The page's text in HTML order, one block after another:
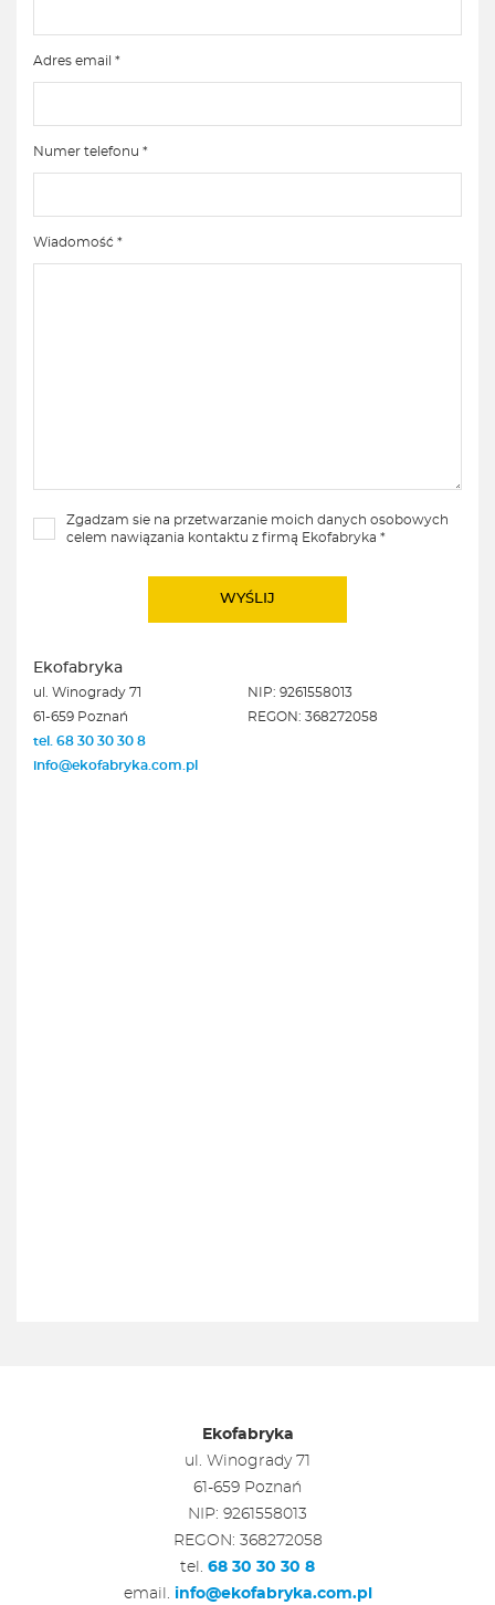
Adres email *
Numer telefonu *
Wiadomość *
Zgadzam sie na przetwarzanie moich danych osobowych
celem nawiązania kontaktu z firmą Ekofabryka *
Ekofabryka
ul. Winogrady 71
61-659 Poznań
tel. 68 30 30 30 8
info@ekofabryka.com.pl
NIP: 9261558013
REGON: 368272058
Ekofabryka
ul. Winogrady 71
61-659 Poznań
NIP: 9261558013
REGON: 368272058
tel. 68 30 30 30 8
email. info@ekofabryka.com.pl